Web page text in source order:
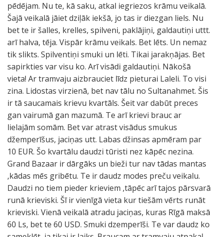
pēdējam. Nu te, kā saku, atkal iegriezos krāmu veikalā.
Šajā veikalā jāiet dziļāk iekšā, jo tas ir diezgan liels. Nu
bet te ir šalles, krelles, spilveni, paklājiņi, galdautiņi uttt.
arī halva, tēja. Vispār krāmu veikals. Bet lēts. Un nemaz
tik slikts. Spilventiņi smuki un lēti. Tikai jarakņājas. Bet
sapirkties var visu ko. Arī visādi galdautiņi. Nākošā
vieta! Ar tramvaju aizbrauciet līdz pieturai Laleli. To visi
zina. Lidostas virzienā, bet nav tālu no Sultanahmet. Šis
ir tā saucamais krievu kvartāls. Šeit var dabūt preces
gan vairumā gan mazumā. Te arī krievi brauc ar
lielajām somām. Bet var atrast visādus smukus
džemperīšus, jaciņas utt. Labas džinsas apmēram par
10 EUR. Šo kvartālu daudzi tūristi nez kāpēc nezina.
Grand Bazaar ir dārgāks un bieži tur nav tādas mantas
,kādas mēs gribētu. Te ir daudz modes preču veikalu.
Daudzi no tiem pieder krieviem ,tāpēc arī tajos pārsvarā
runā krieviski. Šī ir vienīgā vieta kur tiešām vērts runāt
krieviski. Vienā veikalā atradu jaciņas, kuras Rīgā maksā
60 Ls, bet te 60 USD. Smuki dzemperīši. Te var daudz ko